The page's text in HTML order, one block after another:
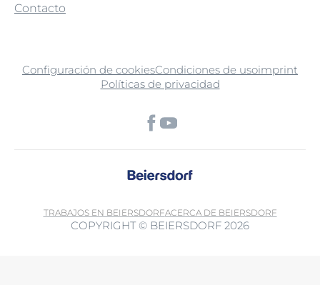
Contacto
Configuración de cookiesCondiciones de usoimprint
Políticas de privacidad
TRABAJOS EN BEIERSDORFACERCA DE BEIERSDORF
COPYRIGHT © BEIERSDORF 2026